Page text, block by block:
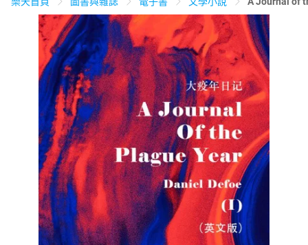
天天免運 美食蛋糕 養生保健 民生用品
居家生活 3C家電 運動休閒 親子玩具
女裝 男裝 化妝保養 情趣用品
日本購物 電子/紙本書
HOT